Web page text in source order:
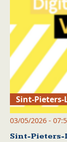
Sint-Pieters-
03/05/2026 -
Sint-Pieters-